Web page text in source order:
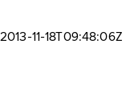
2013-11-18T09:48:06Z